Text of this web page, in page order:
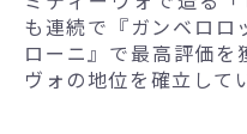
も連続で『ガンベロロ
ローニ』で最高評価を
ヴォの地位を確立して